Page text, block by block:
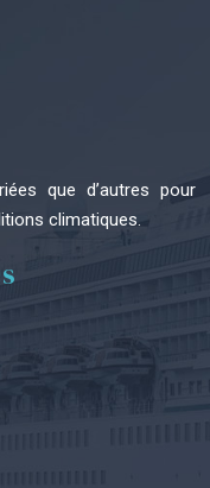
que d’autres pour
climatiques.